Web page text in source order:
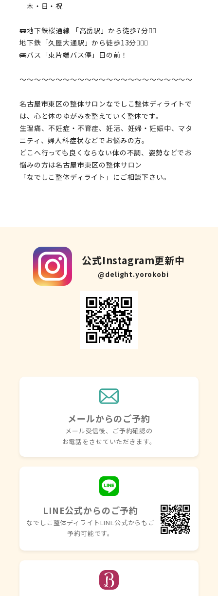
木・日・祝
🚃地下鉄桜通線 「高岳駅」 から徒歩7分🚶‍♀️
地下鉄 「久屋大通駅」から徒歩13分🚶🏻‍♂️
🚌バス 「東片端バス停」 目の前！
〜〜〜〜〜〜〜〜〜〜〜〜〜〜〜〜〜〜〜〜〜〜〜〜
名古屋市東区の整体サロンなでしこ整体ディライト で
は、心と体のゆがみを整えていく整体です。
生理痛、不妊症・不育症、妊活、妊婦・妊娠中、マタ
ニティ、婦人科症状などでお悩みの方。
どこへ行っても良くならない体の不調、姿勢などでお
悩みの方は名古屋市東区の整体サロン
「なでしこ整体ディライト」 にご相談下さい。
公式Instagram更新中
@delight.yorokobi
メールからのご予約
メール受信後、ご予約確認の
お電話をさせていただきます。
LINE公式からのご予約
なでしこ整体ディライトLINE公式からもご
予約可能です。